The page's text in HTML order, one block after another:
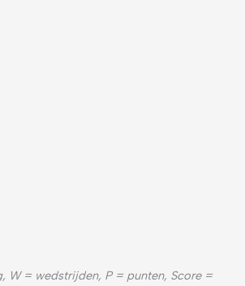
W = wedstrijden, P = punten, Score =